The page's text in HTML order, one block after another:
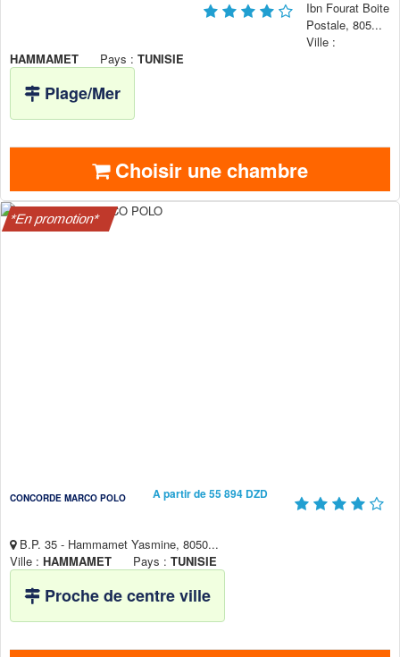
Ibn Fourat Boite
Postale, 805...
Ville :
HAMMAMET Pays : TUNISIE
Plage/Mer
Choisir une chambre
*En promotion*
CONCORDE MARCO POLO A partir de 55 894 DZD
B.P. 35 - Hammamet Yasmine, 8050...
Ville : HAMMAMET Pays : TUNISIE
Proche de centre ville